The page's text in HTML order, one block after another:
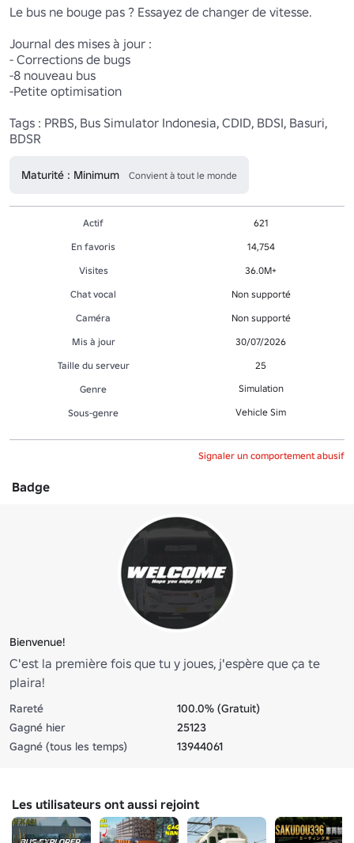
Le bus ne bouge pas ? Essayez de changer de vitesse.
Journal des mises à jour :
- Corrections de bugs
-8 nouveau bus
-Petite optimisation
Tags : PRBS, Bus Simulator Indonesia, CDID, BDSI, Basuri,
BDSR
Maturité : Minimum Convient à tout le monde
Actif
621
En favoris
14,754
Visites
36.0M+
Chat vocal
Non supporté
Caméra
Non supporté
Mis à jour
30/07/2026
Taille du serveur
25
Genre
Simulation
Sous-genre Vehicle Sim
Signaler un comportement abusif
Badge
Bienvenue!
C'est la première fois que tu y joues, j'espère que ça te
plaira!
Rareté
100.0% (Gratuit)
Gagné hier
25123
Gagné (tous les temps)
13944061
Les utilisateurs ont aussi rejoint